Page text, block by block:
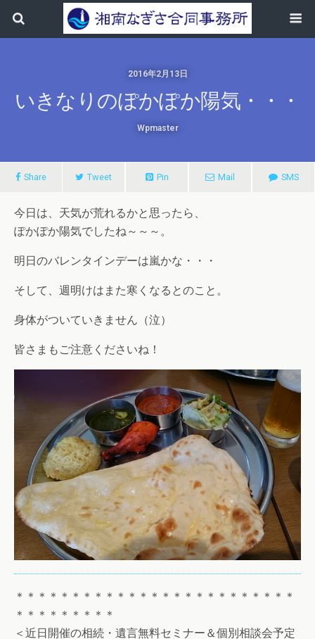
2016年2月13日
いきなりのぽかぽか陽気・・・
Wpmaster
Share Tweet Pin Mail SMS
今日は、天気が荒れるかと思ったら、
ぽかぽか陽気でしたね～～～。
明日のバレンタインデーは嵐かな・・・
そして、週明けはまた寒くなるとのこと。
身体がついていきません（泣）
皆さまもご注意くださいね！
＊＊＊＊＊＊＊＊＊＊＊＊＊＊＊＊＊＊＊＊＊＊＊＊＊
＊＊＊＊＊＊＊＊＊
＜近日開催の相続・遺言無料セミナー＆個別相談会予定